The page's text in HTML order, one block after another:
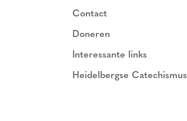
Contact
Doneren
Interessante links
Heidelbergse Catechismus